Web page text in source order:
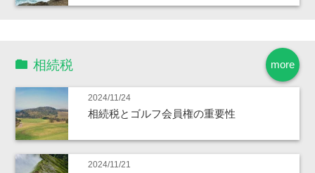
more
相続税
2024/11/24
相続税とゴルフ会員権の重要性
2024/11/21